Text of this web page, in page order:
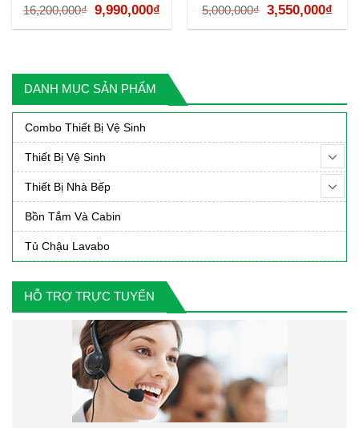
DANH MỤC SẢN PHẨM
Combo Thiết Bị Vệ Sinh
Thiết Bị Vệ Sinh
Thiết Bị Nhà Bếp
Bồn Tắm Và Cabin
Tủ Chậu Lavabo
HỖ TRỢ TRỰC TUYẾN
16,200,000₫ Giá
gốc
16,200,000₫.
9,990,000₫
hiện
là:
9,990,000₫.
5,000,000₫ Giá
gốc
3,550,000₫
hiện